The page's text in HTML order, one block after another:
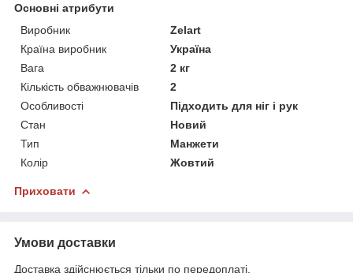
Основні атрибути
Виробник
Zelart
Країна виробник
Україна
Вага
2 кг
Кількість обважнювачів
2
Особливості
Підходить для ніг і рук
Стан
Новий
Тип
Манжети
Колір
Жовтий
Приховати
Умови доставки
Доставка здійснюється тільки по передоплаті.